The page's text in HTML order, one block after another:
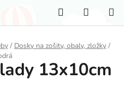
Hľadať
KOŠÍK
/ Dosky na zošity, obaly, zložky /
13x10cm